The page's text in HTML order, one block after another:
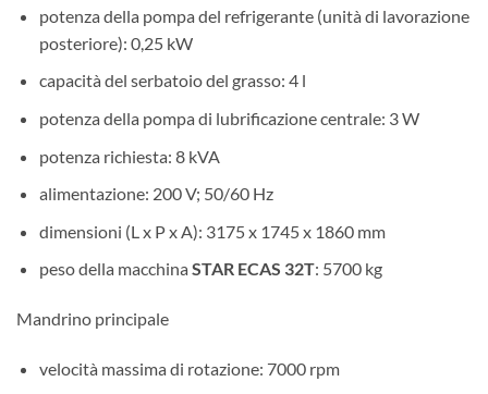
potenza della pompa del refrigerante (unità di lavorazione
posteriore): 0,25 kW
capacità del serbatoio del grasso: 4 l
potenza della pompa di lubrificazione centrale: 3 W
potenza richiesta: 8 kVA
alimentazione: 200 V; 50/60 Hz
dimensioni (L x P x A): 3175 x 1745 x 1860 mm
peso della macchina STAR ECAS 32T: 5700 kg
Mandrino principale
velocità massima di rotazione: 7000 rpm